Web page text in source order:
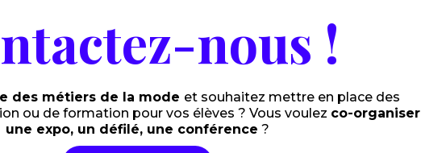
nous !
des métiers de la mode et souhaitez mettre en place des
ou de formation pour vos élèves ? Vous voulez co-organiser
une expo, un défilé, une conférence ?